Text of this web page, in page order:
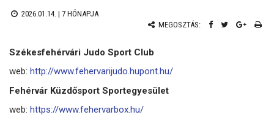
2026.01.14. | 7 HÓNAPJA
MEGOSZTÁS:
Székesfehérvári Judo Sport Club
web: http://www.fehervarijudo.hupont.hu/
Fehérvár Küzdősport Sportegyesület
web: https://www.fehervarbox.hu/